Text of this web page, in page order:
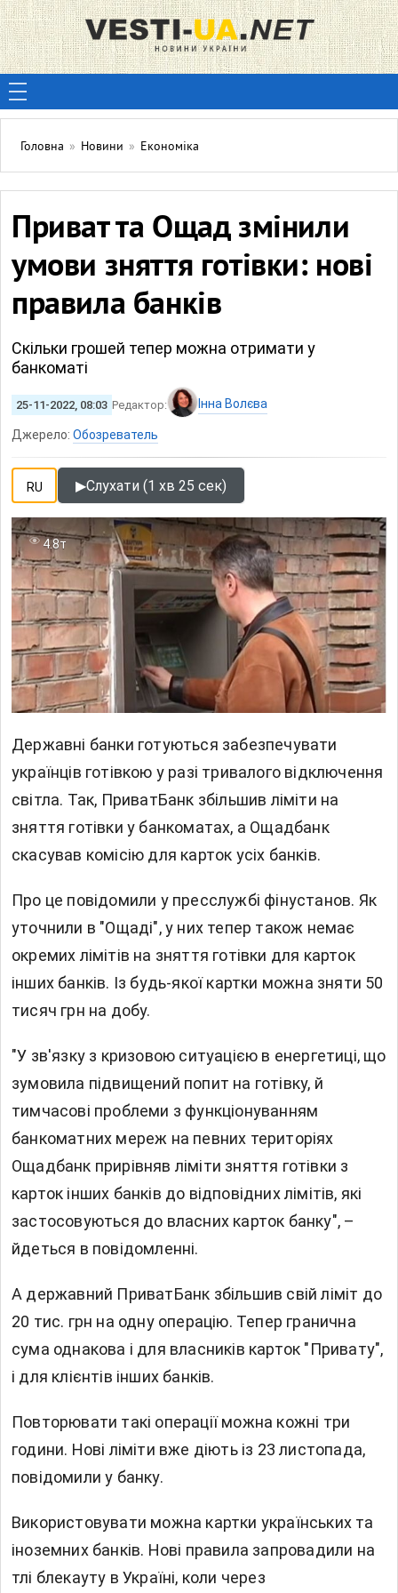
Головна » Новини » Економіка
Приват та Ощад змінили
умови зняття готівки: нові
правила банків
Скільки грошей тепер можна отримати у
банкоматі
25-11-2022, 08:03 Редактор: Інна Волєва
Джерело: Обозреватель
RU ▶Слухати (1 хв 25 сек)
4.8т
Державні банки готуються забезпечувати
українців готівкою у разі тривалого відключення
світла. Так, ПриватБанк збільшив ліміти на
зняття готівки у банкоматах, а Ощадбанк
скасував комісію для карток усіх банків.
Про це повідомили у пресслужбі фінустанов. Як
уточнили в "Ощаді", у них тепер також немає
окремих лімітів на зняття готівки для карток
інших банків. Із будь-якої картки можна зняти 50
тисяч грн на добу.
"У зв'язку з кризовою ситуацією в енергетиці, що
зумовила підвищений попит на готівку, й
тимчасові проблеми з функціонуванням
банкоматних мереж на певних територіях
Ощадбанк прирівняв ліміти зняття готівки з
карток інших банків до відповідних лімітів, які
застосовуються до власних карток банку", –
йдеться в повідомленні.
А державний ПриватБанк збільшив свій ліміт до
20 тис. грн на одну операцію. Тепер гранична
сума однакова і для власників карток "Привату",
і для клієнтів інших банків.
Повторювати такі операції можна кожні три
години. Нові ліміти вже діють із 23 листопада,
повідомили у банку.
Використовувати можна картки українських та
іноземних банків. Нові правила запровадили на
тлі блекауту в Україні, коли через